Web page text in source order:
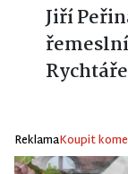
Jiří
ReklamaKoupit